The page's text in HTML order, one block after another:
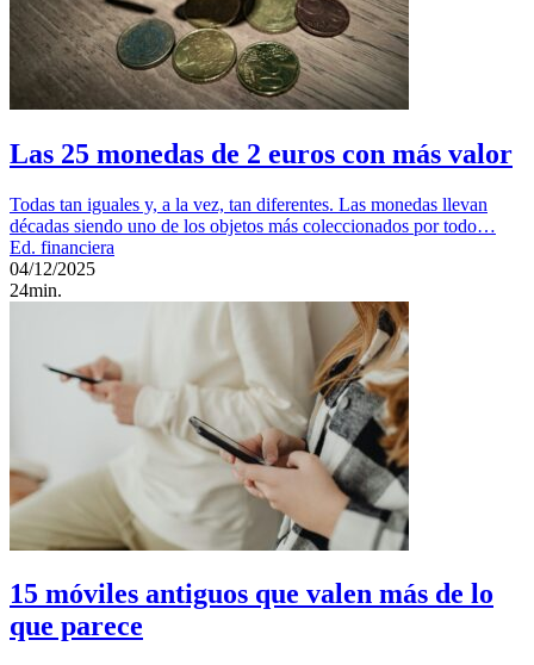
Las 25 monedas de 2 euros con más valor
Todas tan iguales y, a la vez, tan diferentes. Las monedas llevan
décadas siendo uno de los objetos más coleccionados por todo…
Ed. financiera
04/12/2025
24min.
15 móviles antiguos que valen más de lo
que parece